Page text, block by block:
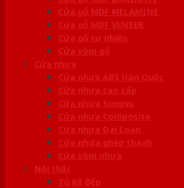
Cửa gỗ MDF MELAMINE
Cửa gỗ MDF VENEER
Cửa gỗ tự nhiên
Cửa vòm gỗ
Cửa nhựa
Cửa nhựa ABS Hàn Quốc
Cửa nhựa cao cấp
Cửa nhựa Sungyu
Cửa nhựa Composite
Cửa nhựa Đài Loan
Cửa nhựa ghép thanh
Cửa vòm nhựa
Nội thất
Tủ Kệ Bếp